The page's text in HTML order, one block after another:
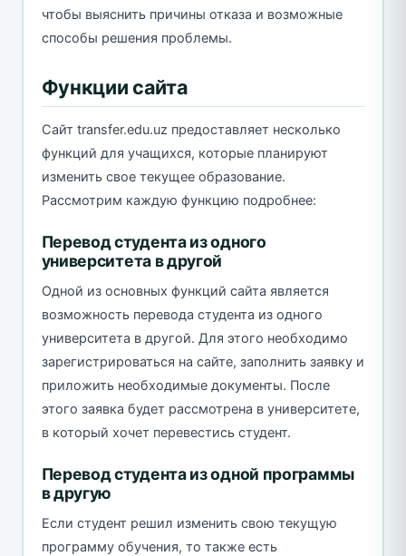
чтобы выяснить причины отказа и возможные
способы решения проблемы.
Функции сайта
Сайт transfer.edu.uz предоставляет несколько
функций для учащихся, которые планируют
изменить свое текущее образование.
Рассмотрим каждую функцию подробнее:
Перевод студента из одного
университета в другой
Одной из основных функций сайта является
возможность перевода студента из одного
университета в другой. Для этого необходимо
зарегистрироваться на сайте, заполнить заявку и
приложить необходимые документы. После
этого заявка будет рассмотрена в университете,
в который хочет перевестись студент.
Перевод студента из одной программы
в другую
Если студент решил изменить свою текущую
программу обучения, то также есть